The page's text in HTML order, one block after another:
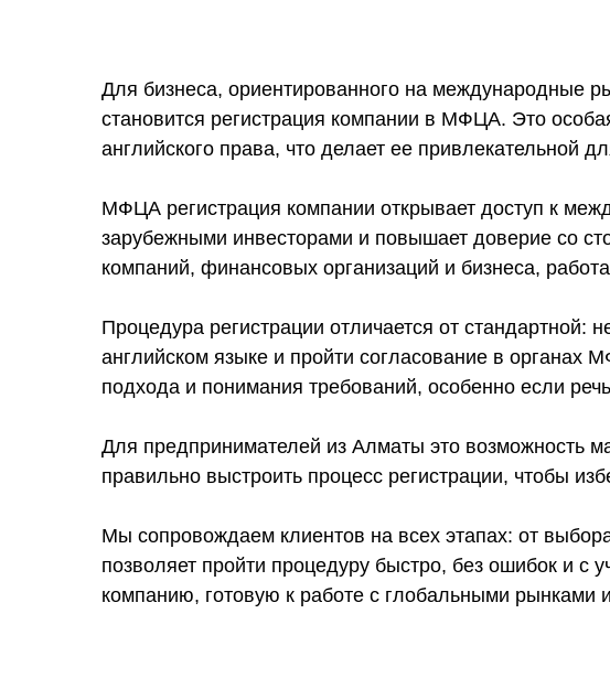
Для бизнеса, ориентированного на международные
становится регистрация компании в МФЦА. Это
английского права, что делает ее привлекательной
МФЦА регистрация компании открывает доступ к
зарубежными инвесторами и повышает доверие со
компаний, финансовых организаций и бизнеса,
Процедура регистрации отличается от стандартной:
английском языке и пройти согласование в
подхода и понимания требований, особенно если
Для предпринимателей из Алматы это возможность
правильно выстроить процесс регистрации, чтобы
Мы сопровождаем клиентов на всех этапах: от
позволяет пройти процедуру быстро, без ошибок и с
компанию, готовую к работе с глобальными рынками